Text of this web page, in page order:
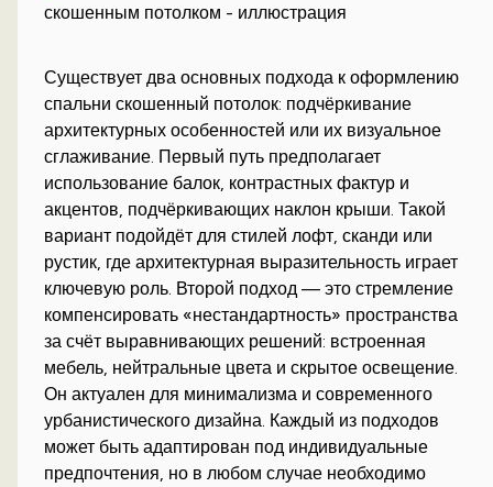
Существует два основных подхода к оформлению
спальни скошенный потолок: подчёркивание
архитектурных особенностей или их визуальное
сглаживание. Первый путь предполагает
использование балок, контрастных фактур и
акцентов, подчёркивающих наклон крыши. Такой
вариант подойдёт для стилей лофт, сканди или
рустик, где архитектурная выразительность играет
ключевую роль. Второй подход — это стремление
компенсировать «нестандартность» пространства
за счёт выравнивающих решений: встроенная
мебель, нейтральные цвета и скрытое освещение.
Он актуален для минимализма и современного
урбанистического дизайна. Каждый из подходов
может быть адаптирован под индивидуальные
предпочтения, но в любом случае необходимо